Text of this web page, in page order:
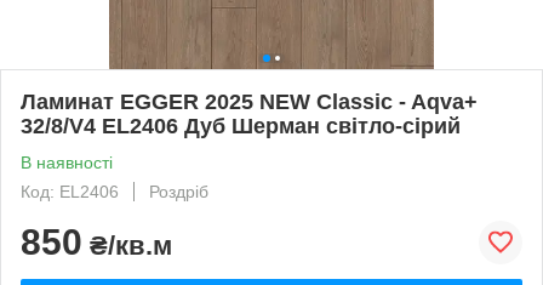
Ламинат EGGER 2025 NEW Classic - Aqva+
32/8/V4 EL2406 Дуб Шерман світло-сірий
В наявності
Код: EL2406
Роздріб
850 ₴/кв.м